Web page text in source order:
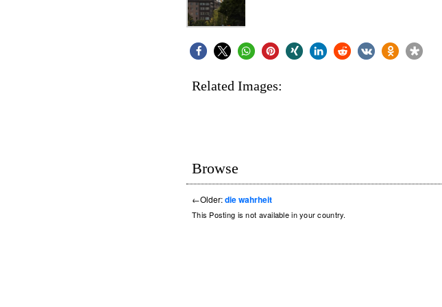
Related Images:
Browse
←Older:die wahrheit
This Posting is not available in your country.